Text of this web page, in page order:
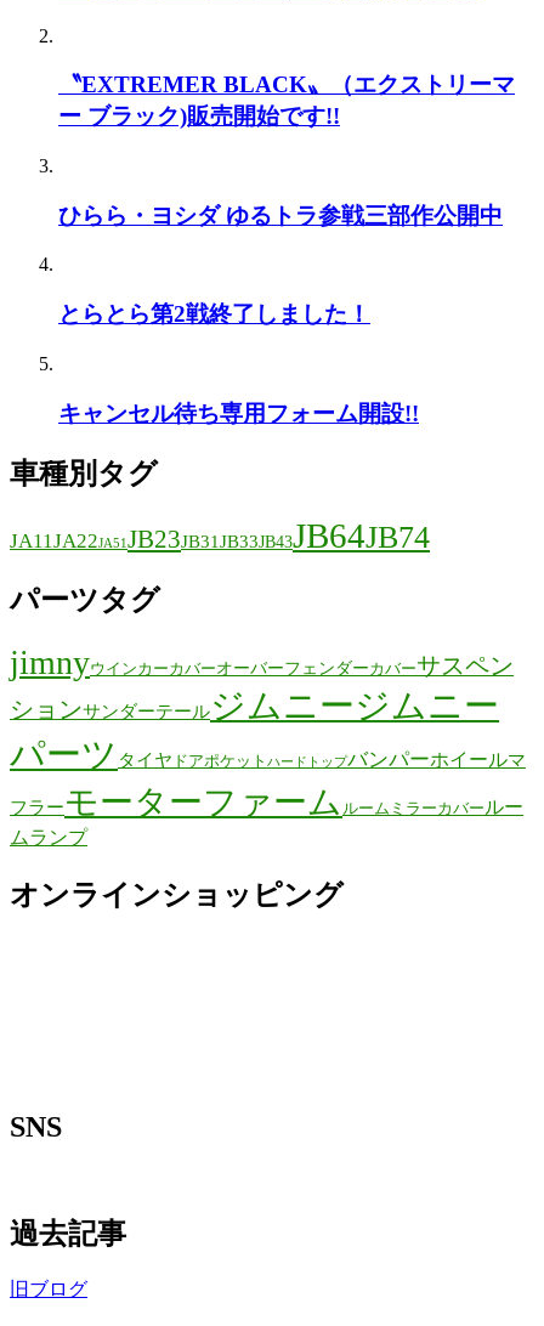
〝EXTREMER BLACK〟（エクストリーマ
ー ブラック)販売開始です!!
ひらら・ヨシダ ゆるトラ参戦三部作公開中
とらとら第2戦終了しました！
キャンセル待ち専用フォーム開設!!
車種別タグ
JA11JA22JA51JB23JB31JB33JB43JB64JB74
パーツタグ
jimnyウインカーカバーオーバーフェンダーカバーサスペン
ションサンダーテールジムニージムニー
パーツ タイヤ ドアポケット ハードトップバンパーホイールマ
フラーモーターファーム ルームミラーカバー ルー
ムランプ
オンラインショッピング
SNS
過去記事
旧ブログ